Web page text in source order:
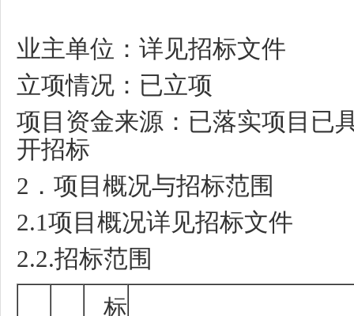
业主单位：详见招标文件
立项情况：已立项
项目资金来源：已落实项目已
开招标
2 ．项目概况与招标范围
2.1项目概况详见招标文件
2.2.招标范围
标